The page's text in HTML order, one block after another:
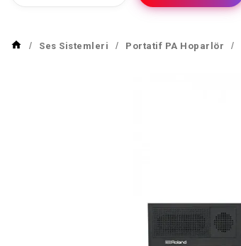
Ses Sistemleri Portatif PA Hoparlör